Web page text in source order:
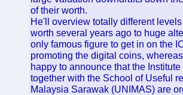
of their worth.
He'll overview totally different
worth several years ago to huge
only famous figure to get in on the
promoting the digital coins,
happy to announce that the
together with the School of Useful
Malaysia Sarawak (UNIMAS) are